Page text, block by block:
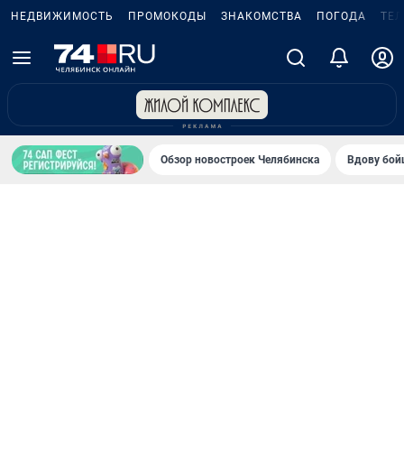
НЕДВИЖИМОСТЬ ПРОМОКОДЫ ЗНАКОМСТВА ПОГОДА
Обзор новостроек Челябинска Вдову